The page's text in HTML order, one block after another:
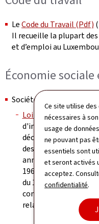
Ce site utilise
nécessaires à
usage de
ne pouvant pas
essentiels sont
et seront activés
acceptez.
confidentialité.
LeCode du Travail (Pdf)
Il recueille la plupart
et d’emploi au
Économie
Sociétés d'impact sociétal
Loi du 12 décembre
d'impact sociétal et
décembre 2002
des sociétés ainsi
annuels des
1967 concernant
du 1
décembre
communal et d) la loi
relative à l'impôt sur